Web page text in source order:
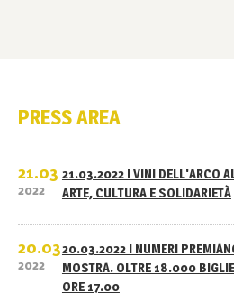
PRESS AREA
21.03
2022
21.03.2022 I VINI DELL'ARCO
ARTE, CULTURA E SOLIDARIETÀ
20.03
2022
20.03.2022 I NUMERI
MOSTRA. OLTRE 18.000
ORE 17.00